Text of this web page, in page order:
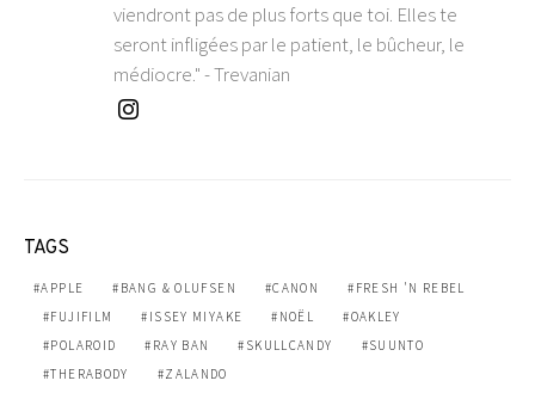
viendront pas de plus forts que toi. Elles te
seront infligées par le patient, le bûcheur, le
médiocre." - Trevanian
TAGS
APPLE BANG & OLUFSEN CANON
FRESH 'N REBEL
FUJIFILM
ISSEY MIYAKE NOËL
OAKLEY
POLAROID
RAY BAN SKULLCANDY
SUUNTO
THERABODY
ZALANDO